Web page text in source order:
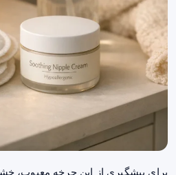
برای پیشگیری از این چرخه معیوب،